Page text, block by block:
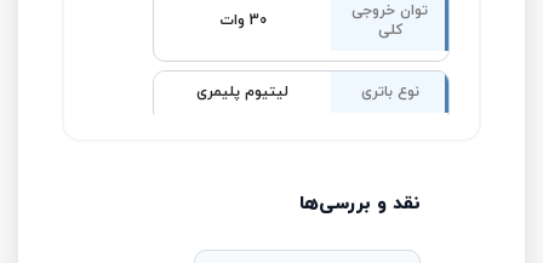
توان خروجی
کلی
30 وات
نوع باتری لیتیوم پلیمری
نقد و بررسی‌ها